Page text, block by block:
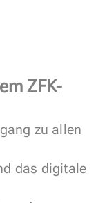
ZFK-
zu allen
das digitale